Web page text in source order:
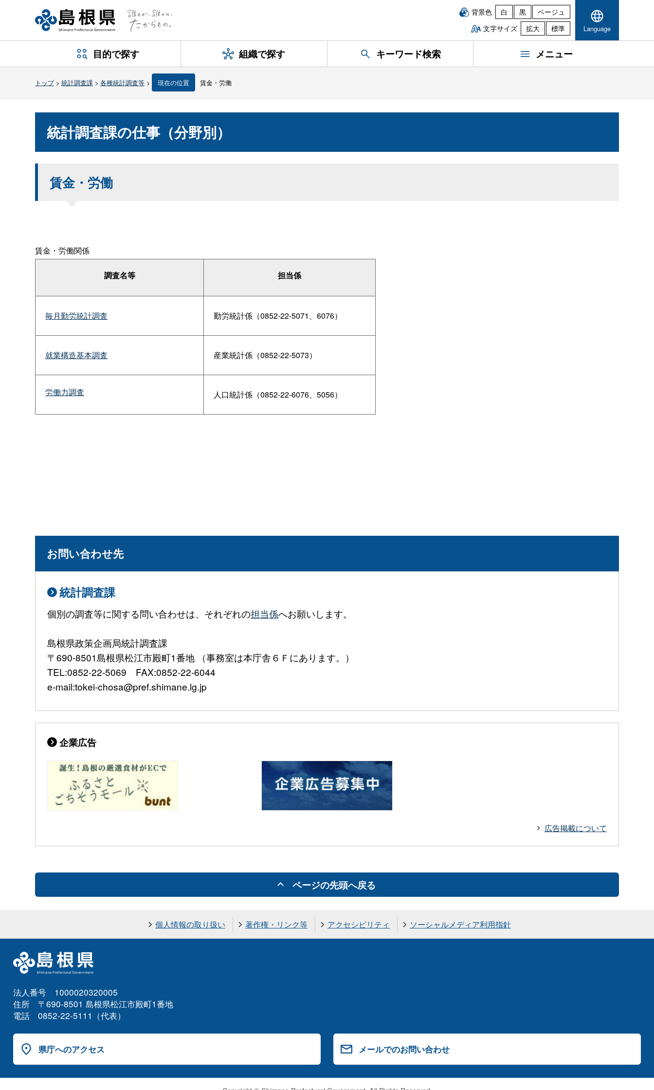
背景色 白 黒
ベージュ
文字サイズ
拡大 標準 Language
目的で探す 組織で探す キーワード検索 メニュー
トップ> 統計調査課 > 各種統計調査等 > 現在の位置 賃金・労働
統計調査課の仕事（分野別）
賃金・労働
賃金・労働関係
調査名等 担当係
毎月勤労統計調査 勤労統計係（0852-22-5071、6076）
就業構造基本調査 産業統計係（0852-22-5073）
労働力調査 人口統計係（0852-22-6076、5056）
お問い合わせ先
統計調査課
個別の調査等に関する問い合わせは、それぞれの担当係へお願いします。
島根県政策企画局統計調査課
〒690-8501島根県松江市殿町1番地 （事務室は本庁舎６Ｆにあります。）
TEL:0852-22-5069 FAX:0852-22-6044
e-mail:tokei-chosa@pref.shimane.lg.jp
企業広告
広告掲載について
ページの先頭へ戻る
個人情報の取り扱い 著作権・リンク等 アクセシビリティ ソーシャルメディア利用指針
法人番号 1000020320005
住所 〒690-8501 島根県松江市殿町1番地
電話 0852-22-5111（代表）
県庁へのアクセス メールでのお問い合わせ